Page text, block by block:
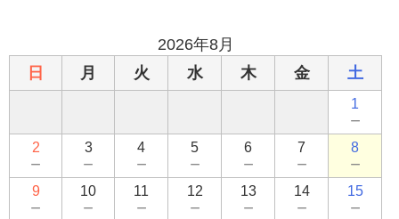
2026年8月
日
月 火 水 木 金 土
1
－
2
－
3
－
4
－
5
－
6
－
7
－
8
－
9
－
10
－
11
－
12
－
13
－
14
－
15
－